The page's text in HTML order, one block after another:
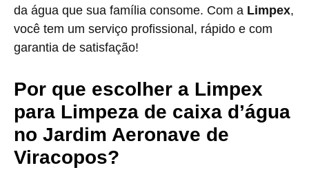
da água que sua família consome. Com a Limpex,
você tem um serviço profissional, rápido e com
garantia de satisfação!
Por que escolher a Limpex
para Limpeza de caixa d’água
no Jardim Aeronave de
Viracopos?